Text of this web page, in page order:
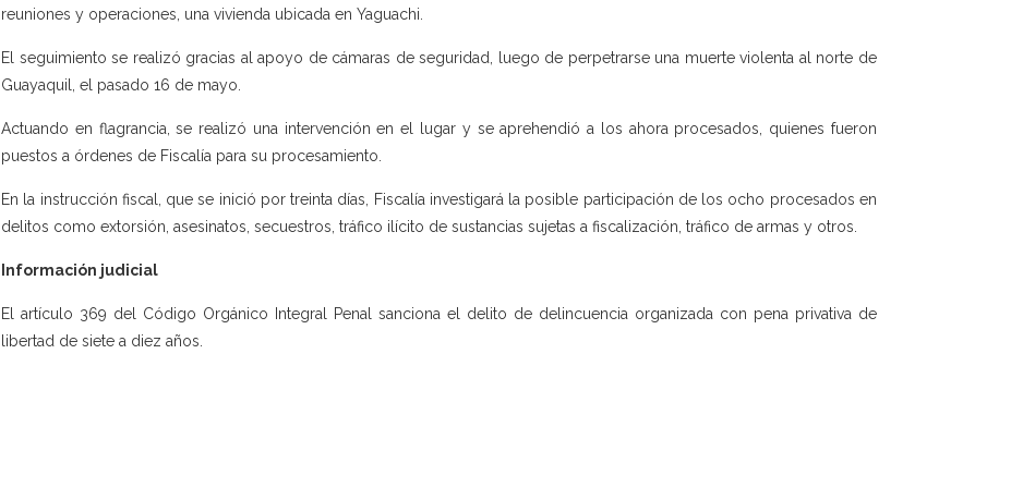
reuniones y operaciones, una vivienda ubicada en Yaguachi.
El seguimiento se realizó gracias al apoyo de cámaras de seguridad, luego de perpetrarse una muerte violenta al norte de
Guayaquil, el pasado 16 de mayo.
Actuando en flagrancia, se realizó una intervención en el lugar y se aprehendió a los ahora procesados, quienes fueron
puestos a órdenes de Fiscalía para su procesamiento.
En la instrucción fiscal, que se inició por treinta días, Fiscalía investigará la posible participación de los ocho procesados en
delitos como extorsión, asesinatos, secuestros, tráfico ilícito de sustancias sujetas a fiscalización, tráfico de armas y otros.
Información judicial
El artículo 369 del Código Orgánico Integral Penal sanciona el delito de delincuencia organizada con pena privativa de
libertad de siete a diez años.